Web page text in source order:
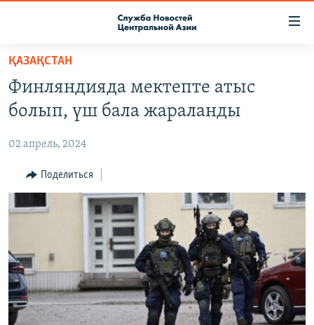
Вернуться
основному
содержанию
навигации
Вернутся
ПОДПИСКА
RFE/RL ДИРЕКТ
НАСТОЯЩЕЕ ВРЕМЯ
МИГРАНТ МЕДИА
ҚАЗАҚСТАН
Финляндияда мектепте атыс
болып, үш бала жараланды
02 апрель, 2024
Поделиться